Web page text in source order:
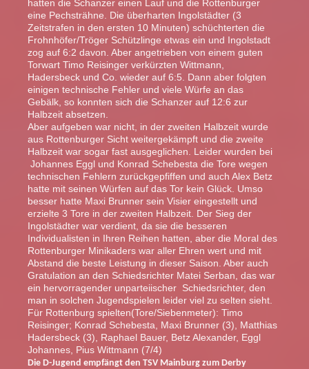
hatten die Schanzer einen Lauf und die Rottenburger
eine Pechsträhne. Die überharten Ingolstädter (3
Zeitstrafen in den ersten 10 Minuten) schüchterten die
Frohnhöfer/Tröger Schützlinge etwas ein und Ingolstadt
zog auf 6:2 davon. Aber angetrieben von einem guten
Torwart Timo Reisinger verkürzten Wittmann,
Hadersbeck und Co. wieder auf 6:5. Dann aber folgten
einigen technische Fehler und viele Würfe an das
Gebälk, so konnten sich die Schanzer auf 12:6 zur
Halbzeit absetzen.
Aber aufgeben war nicht, in der zweiten Halbzeit wurde
aus Rottenburger Sicht weitergekämpft und die zweite
Halbzeit war sogar fast ausgeglichen. Leider wurden bei
Johannes Eggl und Konrad Schebesta die Tore wegen
technischen Fehlern zurückgepfiffen und auch Alex Betz
hatte mit seinen Würfen auf das Tor kein Glück. Umso
besser hatte Maxi Brunner sein Visier eingestellt und
erzielte 3 Tore in der zweiten Halbzeit. Der Sieg der
Ingolstädter war verdient, da sie die besseren
Individualisten in Ihren Reihen hatten, aber die Moral des
Rottenburger Minikaders war aller Ehren wert und mit
Abstand die beste Leistung in dieser Saison. Aber auch
Gratulation an den Schiedsrichter Matei Serban, das war
ein hervorragender unparteiischer Schiedsrichter, den
man in solchen Jugendspielen leider viel zu selten sieht.
Für Rottenburg spielten(Tore/Siebenmeter): Timo
Reisinger; Konrad Schebesta, Maxi Brunner (3), Matthias
Hadersbeck (3), Raphael Bauer, Betz Alexander, Eggl
Johannes, Pius Wittmann (7/4)
Die D-Jugend empfängt den TSV Mainburg zum Derby